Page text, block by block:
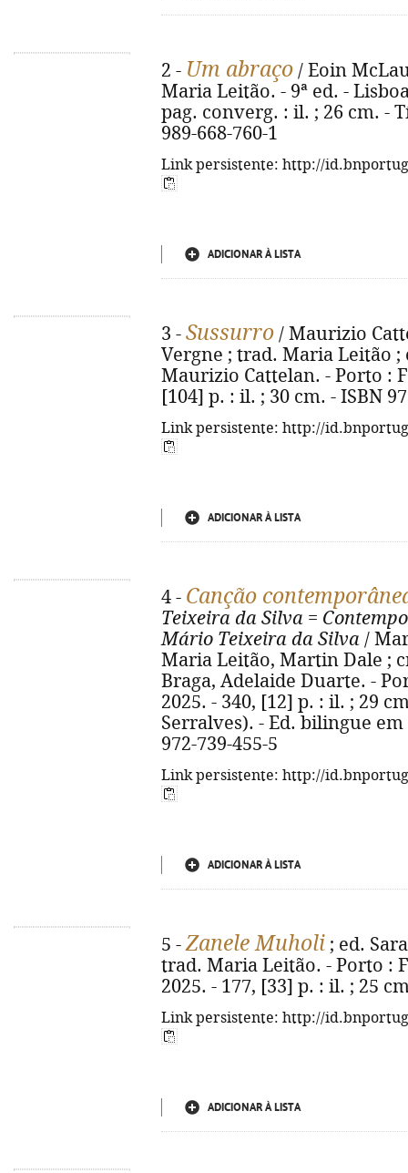
2 - Um abraço / Eoin
Maria Leitão. - 9ª ed. -
pag. converg. : il. ; 26 cm. -
989-668-760-1
Link persistente: http://
ADICIONAR À LISTA
3 - Sussurro / Maurizio
Vergne ; trad. Maria Leitão
Maurizio Cattelan. - Porto :
[104] p. : il. ; 30 cm. - ISBN
Link persistente: http://
ADICIONAR À LISTA
4 - Canção
Teixeira da Silva =
Mário Teixeira da Silva /
Maria Leitão, Martin Dale ;
Braga, Adelaide Duarte. -
2025. - 340, [12] p. : il. ; 29
Serralves). - Ed. bilingue
972-739-455-5
Link persistente: http://
ADICIONAR À LISTA
5 -Zanele Muholi ; ed.
trad. Maria Leitão. - Porto :
2025. - 177, [33] p. : il. ; 25
Link persistente: http://
ADICIONAR À LISTA